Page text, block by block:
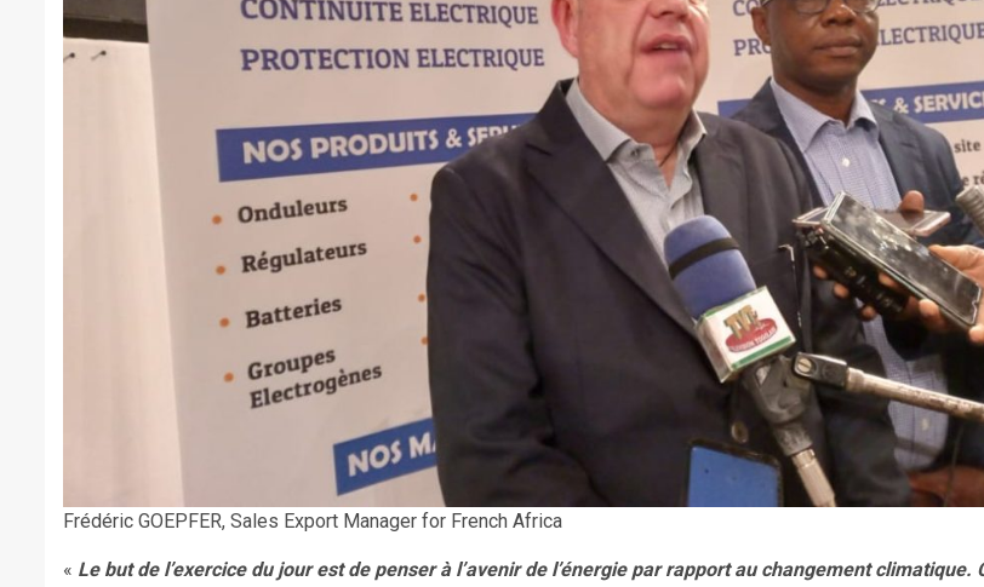
Frédéric GOEPFER, Sales Export Manager for French Africa
« Le but de l’exercice du jour est de penser à l’avenir de l’énergie par rapport au changement climatique.